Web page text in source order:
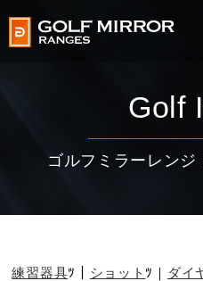
Golf
ゴルフミラーレン
練習器具 ショット ダイ